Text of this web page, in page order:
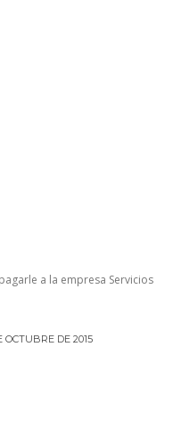
a la empresa Servicios
OCTUBRE DE 2015